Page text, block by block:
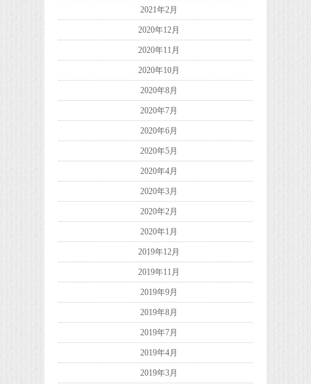
2021年2月
2020年12月
2020年11月
2020年10月
2020年8月
2020年7月
2020年6月
2020年5月
2020年4月
2020年3月
2020年2月
2020年1月
2019年12月
2019年11月
2019年9月
2019年8月
2019年7月
2019年4月
2019年3月